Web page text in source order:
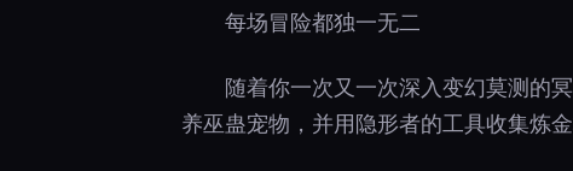
每场冒险都独一无二
随着你一次又一次深入变幻莫测的
养巫蛊宠物，并用隐形者的工具收集炼